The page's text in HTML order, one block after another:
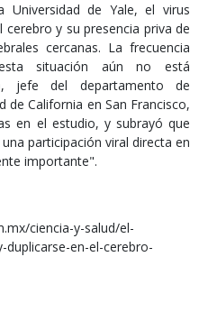
Universidad de Yale, el virus
y su presencia priva de
cercanas. La frecuencia
situación aún no está
jefe del departamento de
de California en San Francisco,
en el estudio, y subrayó que
participación viral directa en
importante".
ciencia-y-salud/el-
duplicarse-en-el-cerebro-